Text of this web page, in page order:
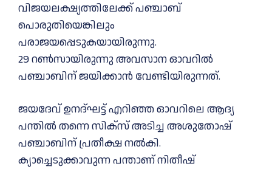
വിജയലക്ഷ്യത്തിലേക്ക് പഞ്ചാബ്
പൊരുതിയെങ്കിലും
പരാജയപ്പെടുകയായിരുന്നു.
29 റണ്‍സായിരുന്നു അവസാന ഓവറില്‍
പഞ്ചാബിന് ജയിക്കാന്‍ വേണ്ടിയിരുന്നത്.
ജയദേവ് ഉനദ്ഘട്ട് എറിഞ്ഞ ഓവറിലെ ആദ്യ
പന്തില്‍ തന്നെ സിക്‌സ് അടിച്ച അശുതോഷ്
പഞ്ചാബിന് പ്രതീക്ഷ നല്‍കി.
ക്യാച്ചെടുക്കാവുന്ന പന്താണ് നിതീഷ്